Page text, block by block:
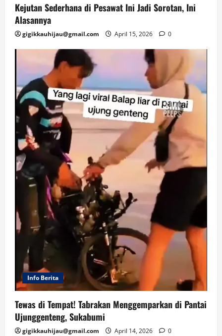
Kejutan Sederhana di Pesawat Ini Jadi Sorotan, Ini
Alasannya
gigikkauhijau@gmail.com April 15, 2026 0
Info Berita
Tewas di Tempat! Tabrakan Menggemparkan di Pantai
Ujunggenteng, Sukabumi
gigikkauhijau@gmail.com April 14, 2026 0